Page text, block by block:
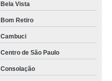
Bela Vista
Bom Retiro
Cambuci
Centro de São Paulo
Consolação